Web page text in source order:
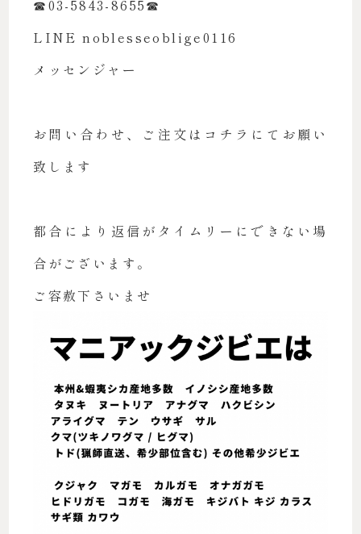
☎︎03-5843-8655☎︎
LINE noblesseoblige0116
メッセンジャー
お問い合わせ、ご注文はコチラにてお願い
致します
都合により返信がタイムリーにできない場
合がございます。
ご容赦下さいませ